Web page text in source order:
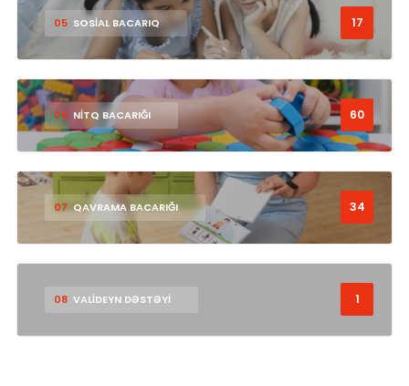
05 SOSİAL BACARIQ 17
06 NİTQ BACARIĞI 60
07 QAVRAMA BACARIĞI 34
08 VALİDEYN DƏSTƏYİ 1